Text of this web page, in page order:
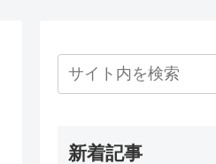
新着記事